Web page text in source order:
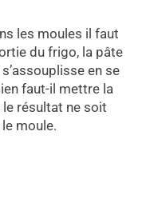
les moules il faut
du frigo, la pâte
en se
faut-il mettre la
résultat ne soit
moule.